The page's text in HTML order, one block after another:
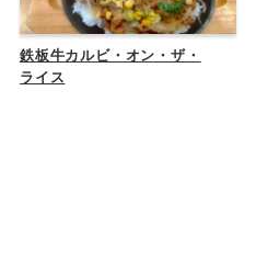
鉄板牛カルビ・オン・ザ・
ライス